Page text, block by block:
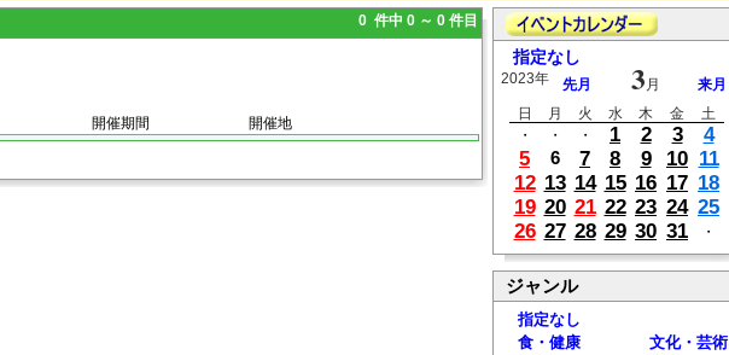
0 件中 0 ～ 0 件目
開催期間 開催地
指定なし
2023年 先月 3 月
来月
日
月 火 水 木 金
土
・
・ ・ 1 2 3
4
5
6 7 8 9 10 11
12 13 14 15 16 17 18
19 20 21 22 23 24 25
26 27 28 29 30 31 ・
ジャンル
指定なし
食・健康
文化・芸術